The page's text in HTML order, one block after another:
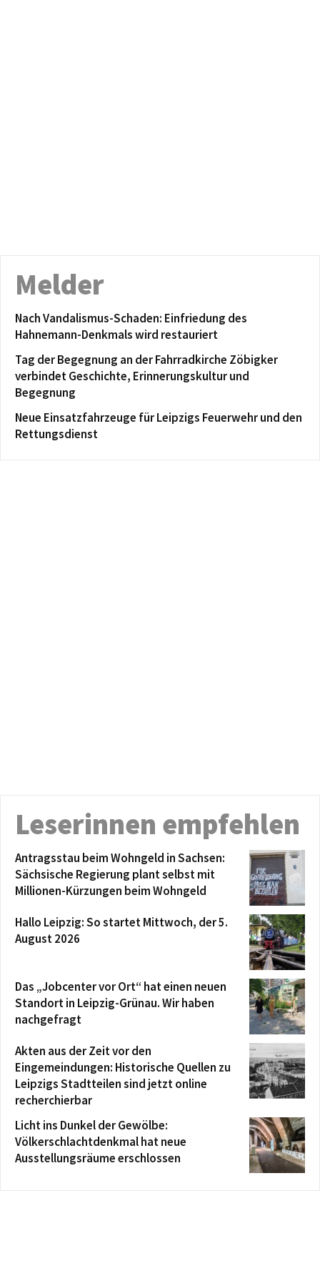
Melder
Nach Vandalismus-Schaden: Einfriedung des
Hahnemann-Denkmals wird restauriert
Tag der Begegnung an der Fahrradkirche Zöbigker
verbindet Geschichte, Erinnerungskultur und
Begegnung
Neue Einsatzfahrzeuge für Leipzigs Feuerwehr und den
Rettungsdienst
Leserinnen empfehlen
Antragsstau beim Wohngeld in Sachsen:
Sächsische Regierung plant selbst mit
Millionen-Kürzungen beim Wohngeld
Hallo Leipzig: So startet Mittwoch, der 5.
August 2026
Das „Jobcenter vor Ort“ hat einen neuen
Standort in Leipzig-Grünau. Wir haben
nachgefragt
Akten aus der Zeit vor den
Eingemeindungen: Historische Quellen zu
Leipzigs Stadtteilen sind jetzt online
recherchierbar
Licht ins Dunkel der Gewölbe:
Völkerschlachtdenkmal hat neue
Ausstellungsräume erschlossen